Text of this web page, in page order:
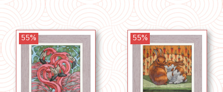
55% 55%